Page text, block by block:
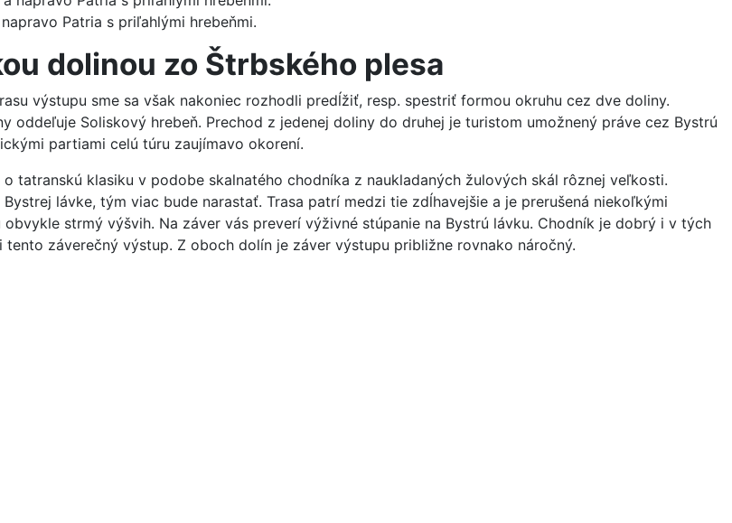
Patria s priľahlými hrebeňmi.
dolinou zo Štrbského plesa
výstupu sme sa však nakoniec rozhodli predĺžiť, resp. spestriť formou okruhu cez dve doliny.
oddeľuje Soliskový hrebeň. Prechod z jedenej doliny do druhej je turistom umožnený práve cez Bystrú
partiami celú túru zaujímavo okorení.
tatranskú klasiku v podobe skalnatého chodníka z naukladaných žulových skál rôznej veľkosti.
lávke, tým viac bude narastať. Trasa patrí medzi tie zdĺhavejšie a je prerušená niekoľkými
strmý výšvih. Na záver vás preverí výživné stúpanie na Bystrú lávku. Chodník je dobrý i v tých
záverečný výstup. Z oboch dolín je záver výstupu približne rovnako náročný.